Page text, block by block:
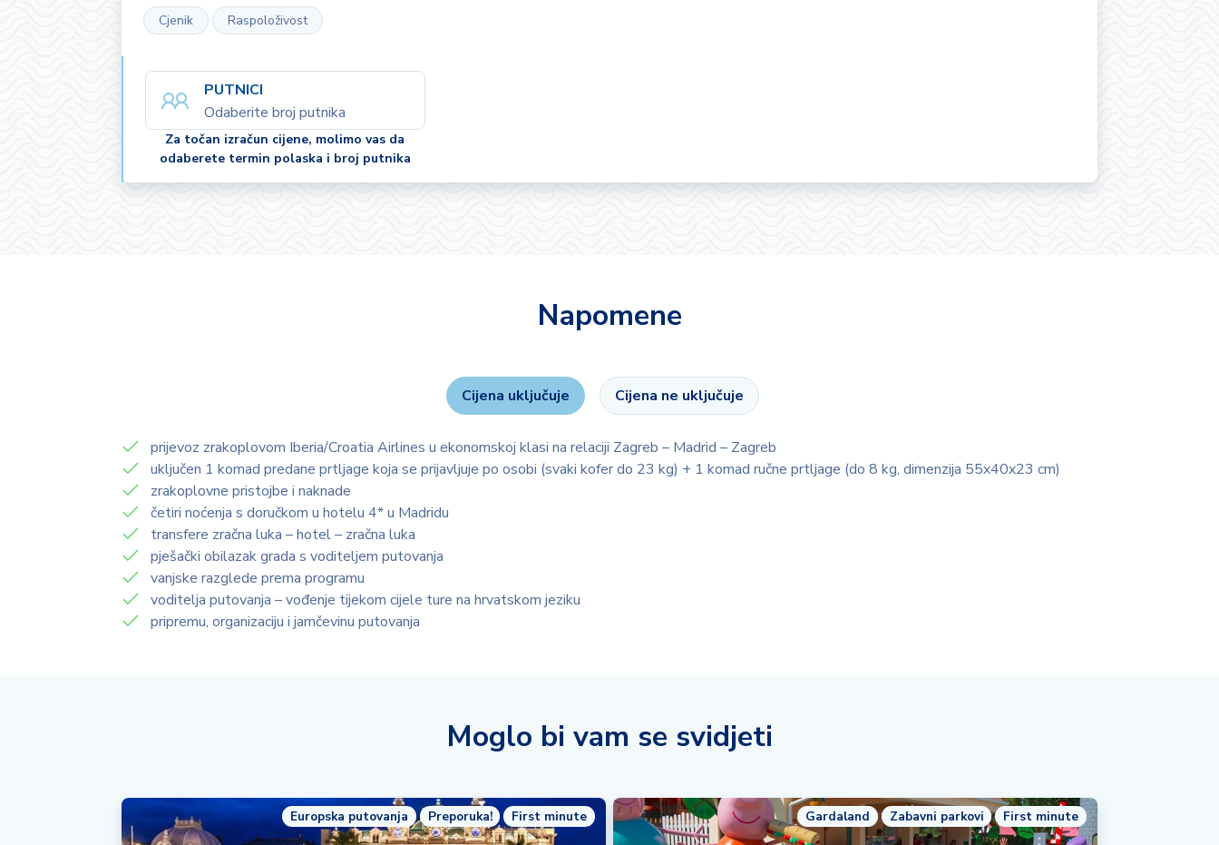
Cjenik Raspoloživost
PUTNICI
Odaberite broj putnika
Za točan izračun cijene, molimo vas da
odaberete termin polaska i broj putnika
Napomene
Cijena uključuje Cijena ne uključuje
prijevoz zrakoplovom Iberia/Croatia Airlines u ekonomskoj klasi na relaciji Zagreb – Madrid – Zagreb
uključen 1 komad predane prtljage koja se prijavljuje po osobi (svaki kofer do 23 kg) + 1 komad ručne prtljage (do 8 kg, dimenzija 55x40x23 cm)
zrakoplovne pristojbe i naknade
četiri noćenja s doručkom u hotelu 4* u Madridu
transfere zračna luka – hotel – zračna luka
pješački obilazak grada s voditeljem putovanja
vanjske razglede prema programu
voditelja putovanja – vođenje tijekom cijele ture na hrvatskom jeziku
pripremu, organizaciju i jamčevinu putovanja
Moglo bi vam se svidjeti
Europska putovanja Preporuka! First minute Gardaland Zabavni parkovi First minute